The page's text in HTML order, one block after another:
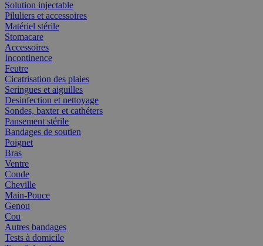
Solution injectable
Piluliers et accessoires
Matériel stérile
Stomacare
Accessoires
Incontinence
Feutre
Cicatrisation des plaies
Seringues et aiguilles
Desinfection et nettoyage
Sondes, baxter et cathéters
Pansement stérile
Bandages de soutien
Poignet
Bras
Ventre
Coude
Cheville
Main-Pouce
Genou
Cou
Autres bandages
Tests à domicile